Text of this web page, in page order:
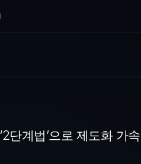
테이블포인트 결제 효율화 주목
단계법’으로 제도화 가